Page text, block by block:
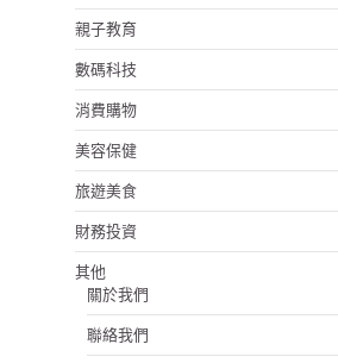
親子教育
數碼科技
消費購物
美容保健
旅遊美食
財務投資
其他
關於我們
聯絡我們